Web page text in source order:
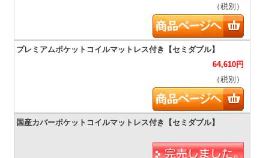
（税別）
64,610円
（税別）